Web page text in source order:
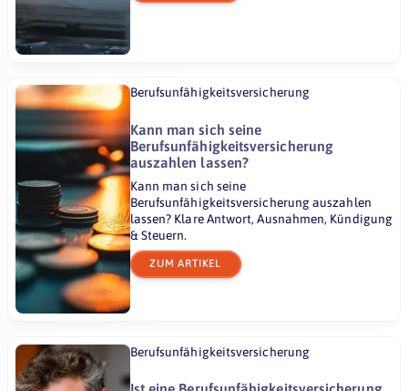
Berufsunfähigkeitsversicherung
Kann man sich seine
Berufsunfähigkeitsversicherung
auszahlen lassen?
Kann man sich seine
Berufsunfähigkeitsversicherung auszahlen
lassen? Klare Antwort, Ausnahmen, Kündigung
& Steuern.
ZUM ARTIKEL
Berufsunfähigkeitsversicherung